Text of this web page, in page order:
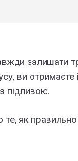
залишати
ви
підливою.
те, як